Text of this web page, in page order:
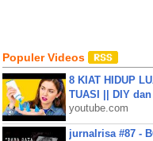
Populer Videos
8 KIAT HIDUP
TUASI || DIY
youtube.com
jurnalrisa #87 -